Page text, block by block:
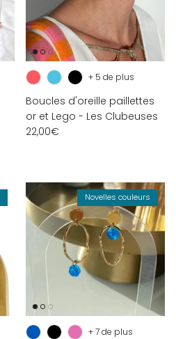
Boucles d'oreille paillettes
or et Lego - Les Clubeuses
22,00€
+ 5 de plus
Novelles couleurs
+ 7 de plus